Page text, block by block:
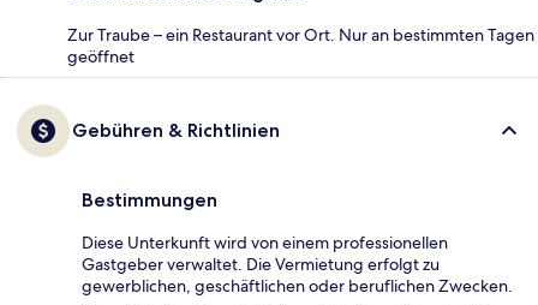
Zur Traube – ein Restaurant vor Ort. Nur an bestimmten Tagen
geöffnet
Gebühren & Richtlinien
Bestimmungen
Diese Unterkunft wird von einem professionellen
Gastgeber verwaltet. Die Vermietung erfolgt zu
gewerblichen, geschäftlichen oder beruflichen Zwecken.